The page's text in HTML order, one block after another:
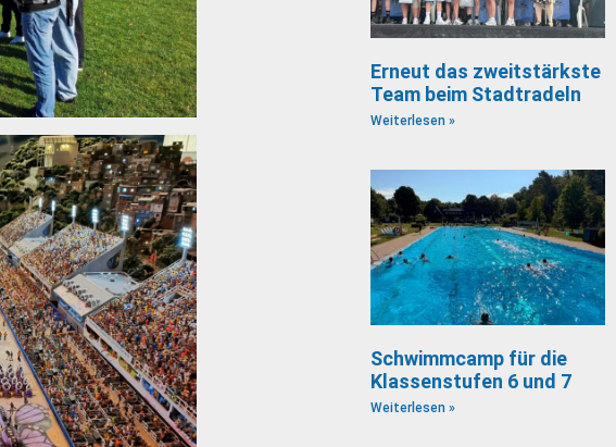
Erneut das zweitstärkste
Team beim Stadtradeln
Weiterlesen »
Schwimmcamp für die
Klassenstufen 6 und 7
Weiterlesen »